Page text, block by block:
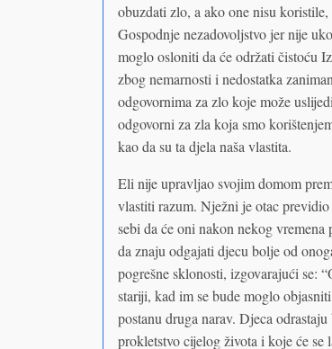
obuzdati zlo, a ako one nisu
Gospodnje nezadovoljstvo jer nije
moglo osloniti da će održati čistoću
zbog nemarnosti i nedostatka
odgovornima za zlo koje može
odgovorni za zla koja smo
kao da su ta djela naša vlastita.
Eli nije upravljao svojim domom
vlastiti razum. Nježni je otac
sebi da će oni nakon nekog
da znaju odgajati djecu bolje od
pogrešne sklonosti, izgovarajući se:
stariji, kad im se bude moglo
postanu druga narav. Djeca
prokletstvo cijelog života i koje će se